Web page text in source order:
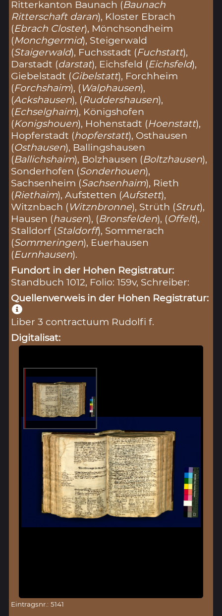
Ritterkanton Baunach (Baunach
Ritterschaft daran), Kloster Ebrach
(Ebrach Closter), Mönchsondheim
(Monchgermid), Steigerwald
(Staigerwald), Fuchsstadt (Fuchstatt),
Darstadt (darstat), Eichsfeld (Eichsfeld),
Giebelstadt (Gibelstatt), Forchheim
(Forchshaim), (Walphausen),
(Ackshausen), (Ruddershausen),
(Echselghaim), Königshofen
(Konigshouen), Hohenstadt (Hoenstatt),
Hopferstadt (hopferstatt), Osthausen
(Osthausen), Ballingshausen
(Ballichshaim), Bolzhausen (Boltzhausen),
Sonderhofen (Sonderhouen),
Sachsenheim (Sachsenhaim), Rieth
(Riethaim), Aufstetten (Aufstett),
Witznbach (Witznbronne), Strüth (Strut),
Hausen (hausen), (Bronsfelden), (Offelt),
Stalldorf (Staldorff), Sommerach
(Sommeringen), Euerhausen
(Eurnhausen).
Fundort in der Hohen Registratur:
Standbuch 1012, Folio: 159v, Schreiber:
Quellenverweis in der Hohen Registratur:
Liber 3 contractuum Rudolfi f.
Digitalisat:
Eintragsnr.: 5141